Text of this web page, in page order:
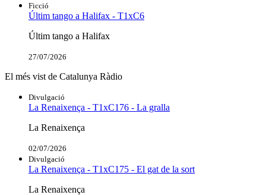
Ficció
Últim tango a Halifax - T1xC6
Últim tango a Halifax
27/07/2026
El més vist de Catalunya Ràdio
Divulgació
La Renaixença - T1xC176 - La gralla
La Renaixença
02/07/2026
Divulgació
La Renaixença - T1xC175 - El gat de la sort
La Renaixença